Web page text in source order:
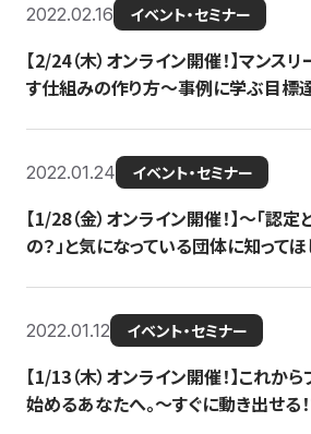
2022.02.16 イベント・セミナー
【2/24（木）オンライン開催！】マンス
す仕組みの作り方〜事例に学ぶ目標
2022.01.24 イベント・セミナー
【1/28（金）オンライン開催！】〜「認
の？」と気になっている団体に知ってほ
2022.01.12 イベント・セミナー
【1/13（木）オンライン開催！】これか
始めるあなたへ。〜すぐに動き出せる